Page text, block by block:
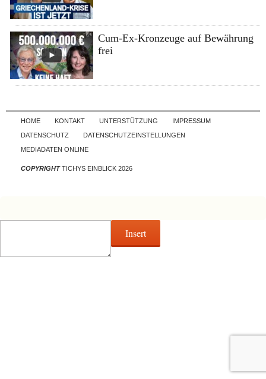
Cum-Ex-Kronzeuge auf Bewährung
frei
Skip to content
HOME KONTAKT UNTERSTÜTZUNG
IMPRESSUM
DATENSCHUTZ
DATENSCHUTZEINSTELLUNGEN
MEDIADATEN ONLINE
COPYRIGHTTICHYS EINBLICK 2026
Insert